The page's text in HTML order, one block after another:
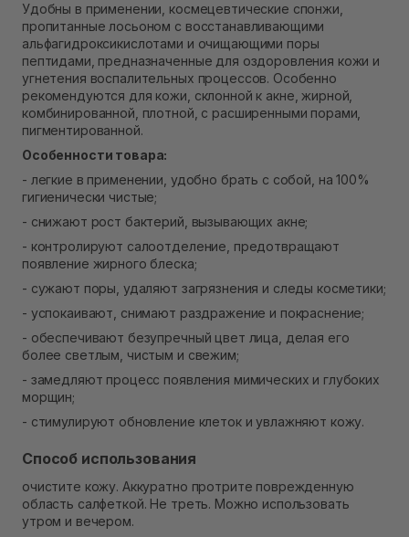
В наличии
Самовывоз г. Ровно, ул. Кулика и Гудачека 23 (ТЦ
Экватор)
Нет в наличии!
Удобны в применении, космецевтические спонжи,
пропитанные лосьоном с восстанавливающими
альфагидроксикислотами и очищающими поры
пептидами, предназначенные для оздоровления кожи и
угнетения воспалительных процессов. Особенно
рекомендуются для кожи, склонной к акне, жирной,
комбинированной, плотной, с расширенными порами,
пигментированной.
Особенности товара:
- легкие в применении, удобно брать с собой, на 100%
гигиенически чистые;
- снижают рост бактерий, вызывающих акне;
- контролируют салоотделение, предотвращают
появление жирного блеска;
- сужают поры, удаляют загрязнения и следы косметики;
- успокаивают, снимают раздражение и покраснение;
- обеспечивают безупречный цвет лица, делая его
более светлым, чистым и свежим;
- замедляют процесс появления мимических и глубоких
морщин;
- стимулируют обновление клеток и увлажняют кожу.
Способ использования
очистите кожу. Аккуратно протрите поврежденную
область салфеткой. Не треть. Можно использовать
утром и вечером.